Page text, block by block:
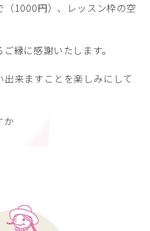
（1000円）、レッスン枠の空
縁に感謝いたします。
来ますことを楽しみにして
か